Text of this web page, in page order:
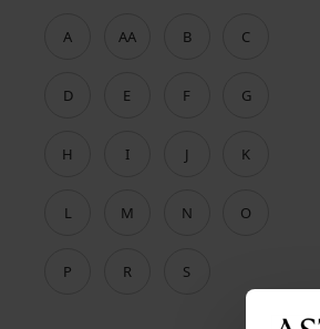
A AA B C
D E F G
H I J K
L M N O
P R S